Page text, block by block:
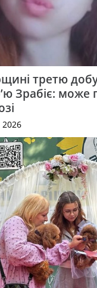
третю
Зрабіє: може
2026